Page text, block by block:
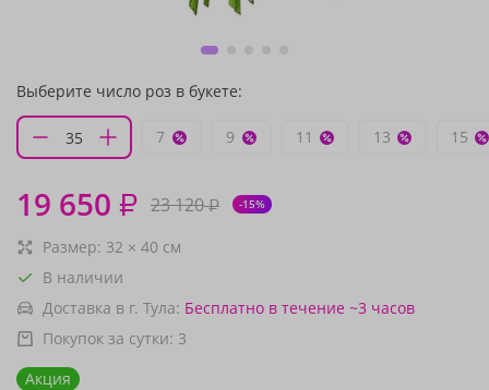
Выберите число роз в букете:
7 9 11 13 15
19 650 ₽ 23 120₽ -15%
Размер: 32 × 40 см
В наличии
Доставка в г. Тула: Бесплатно в течение ~3 часов
Покупок за сутки: 3
Акция